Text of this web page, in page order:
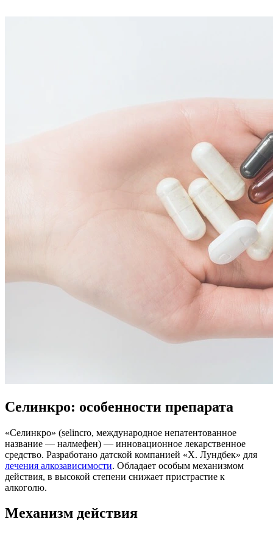
Селинкро: особенности препарата
«Селинкро» (selincro, международное непатентованное
название — налмефен) — инновационное лекарственное
средство. Разработано датской компанией «Х. Лундбек» для
лечения алкозависимости. Обладает особым механизмом
действия, в высокой степени снижает пристрастие к
алкоголю.
Механизм действия